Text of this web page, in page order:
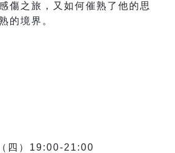
傷之旅，又如何催熟了他的思
的境界。
（四）19:00-21:00